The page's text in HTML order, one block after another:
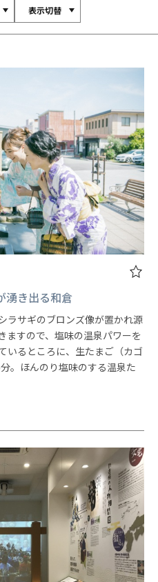
表示切替
湧き出る和倉
ラサギのブロンズ像が置かれ源
ますので、塩味の温泉パワーを
いるところに、生たまご（カゴ
。ほんのり塩味のする温泉た